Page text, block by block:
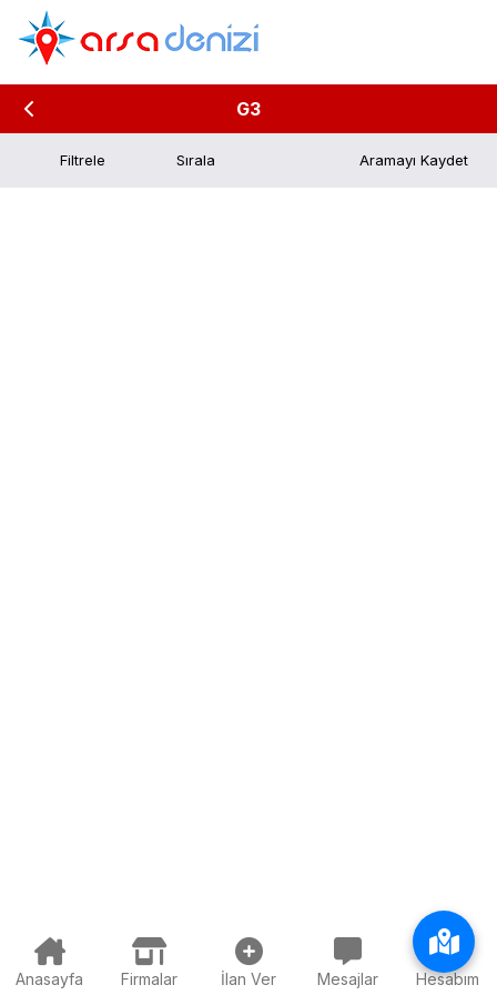
G3
Filtrele Aramayı Kaydet
Anasayfa Firmalar İlan Ver Mesajlar Hesabım